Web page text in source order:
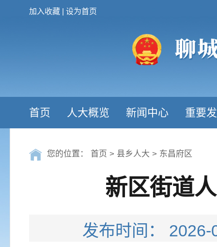
加入收藏 设为首页
首页 人大概览 新闻中心 重要
您的位置： 首页 > 县乡人大 > 东昌府区
新区街道
发布时间：